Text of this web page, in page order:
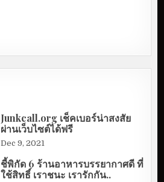
Junkcall.org เช็คเบอร์น่าสงสัย
ผ่านเว็บไซต์ได้ฟรี
Dec 9, 2021
ชี้พิกัด 6 ร้านอาหารบรรยากาศดี ที่
ใช้สิทธิ์ เราชนะ เรารักกัน..